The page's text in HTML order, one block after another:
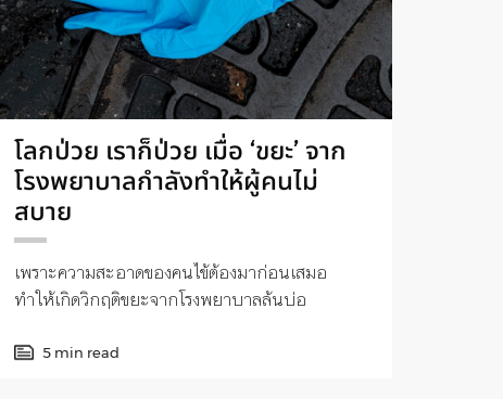
โลกป่วย เราก็ป่วย เมื่อ ‘ขยะ’ จาก
โรงพยาบาลกำลังทำให้ผู้คนไม่
สบาย
เพราะความสะอาดของคนไข้ต้องมาก่อนเสมอ
ทำให้เกิดวิกฤติขยะจากโรงพยาบาลล้นบ่อ
5 min read